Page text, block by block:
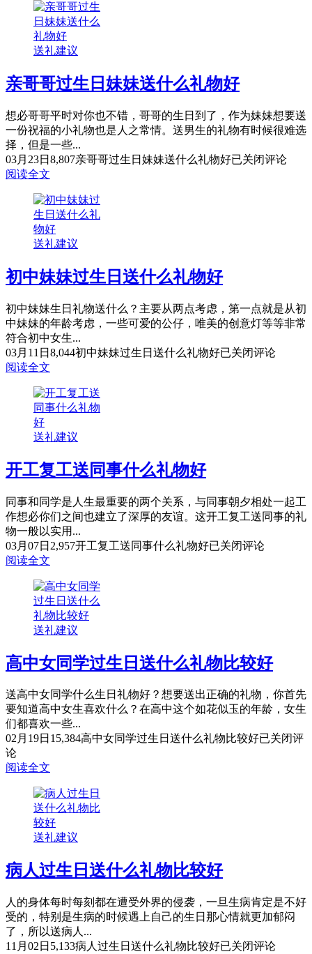
送礼建议
亲哥哥过生日妹妹送什么礼物好
想必哥哥平时对你也不错，哥哥的生日到了，作为妹妹想要送
一份祝福的小礼物也是人之常情。送男生的礼物有时候很难选
择，但是一些...
03月23日 8,807亲哥哥过生日妹妹送什么礼物好已关闭评论
阅读全文
送礼建议
初中妹妹过生日送什么礼物好
初中妹妹生日礼物送什么？主要从两点考虑，第一点就是从初
中妹妹的年龄考虑，一些可爱的公仔，唯美的创意灯等等非常
符合初中女生...
03月11日 8,044初中妹妹过生日送什么礼物好已关闭评论
阅读全文
送礼建议
开工复工送同事什么礼物好
同事和同学是人生最重要的两个关系，与同事朝夕相处一起工
作想必你们之间也建立了深厚的友谊。这开工复工送同事的礼
物一般以实用...
03月07日 2,957开工复工送同事什么礼物好已关闭评论
阅读全文
送礼建议
高中女同学过生日送什么礼物比较好
送高中女同学什么生日礼物好？想要送出正确的礼物，你首先
要知道高中女生喜欢什么？在高中这个如花似玉的年龄，女生
们都喜欢一些...
02月19日 15,384高中女同学过生日送什么礼物比较好已关闭评
论
阅读全文
送礼建议
病人过生日送什么礼物比较好
人的身体每时每刻都在遭受外界的侵袭，一旦生病肯定是不好
受的，特别是生病的时候遇上自己的生日那心情就更加郁闷
了，所以送病人...
11月02日 5,133病人过生日送什么礼物比较好已关闭评论